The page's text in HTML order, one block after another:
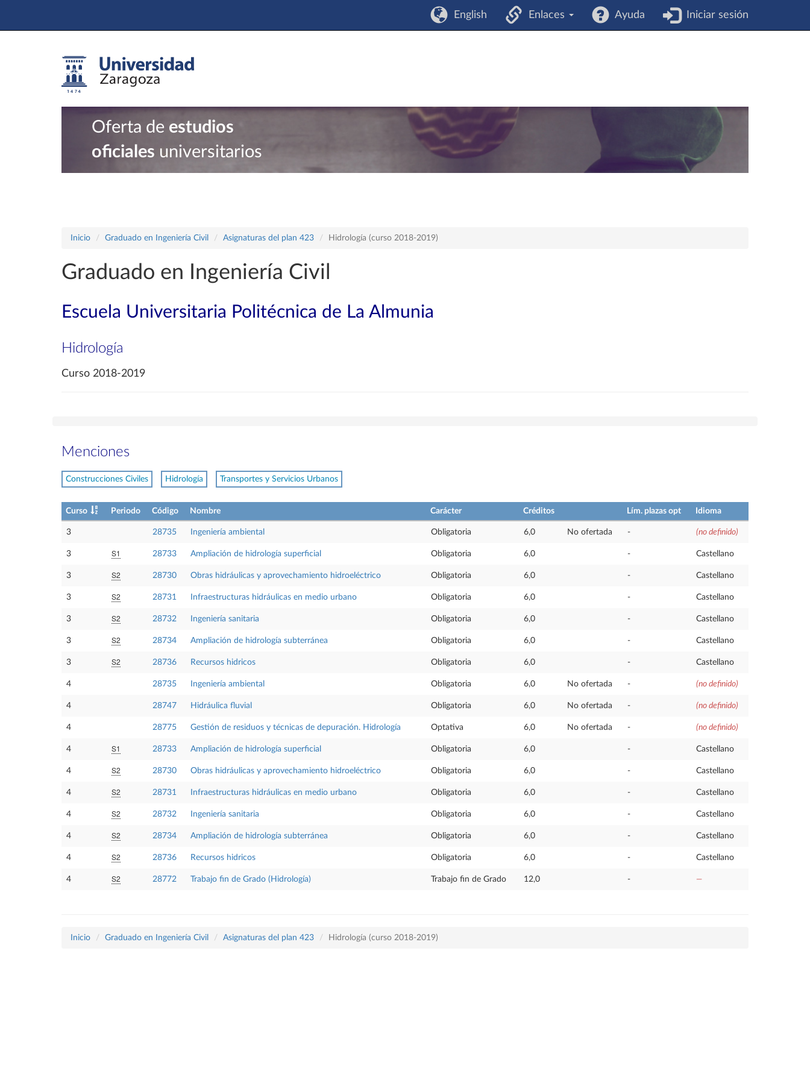
English Enlaces Ayuda Iniciar sesión
Oferta de estudios
oficiales universitarios
Inicio Graduado en Ingeniería Civil Asignaturas del plan 423 Hidrología (curso 2018-2019)
Graduado en Ingeniería Civil
Escuela Universitaria Politécnica de La Almunia
Hidrología
Curso 2018-2019
Menciones
Construcciones Civiles Hidrología Transportes y Servicios Urbanos
Curso Periodo Código Nombre Carácter Créditos Lím. plazas opt Idioma
3 28735 Ingeniería ambiental Obligatoria 6,0 No ofertada - (no definido)
3 S1 28733 Ampliación de hidrología superficial Obligatoria 6,0 - Castellano
3 S2 28730 Obras hidráulicas y aprovechamiento hidroeléctrico Obligatoria 6,0 - Castellano
3 S2 28731 Infraestructuras hidráulicas en medio urbano Obligatoria 6,0 - Castellano
3 S2 28732 Ingeniería sanitaria Obligatoria 6,0 - Castellano
3 S2 28734 Ampliación de hidrología subterránea Obligatoria 6,0 - Castellano
3 S2 28736 Recursos hidricos Obligatoria 6,0 - Castellano
4 28735 Ingeniería ambiental Obligatoria 6,0 No ofertada - (no definido)
4 28747 Hidráulica fluvial Obligatoria 6,0 No ofertada - (no definido)
4 28775 Gestión de residuos y técnicas de depuración. Hidrología Optativa 6,0 No ofertada - (no definido)
4 S1 28733 Ampliación de hidrología superficial Obligatoria 6,0 - Castellano
4 S2 28730 Obras hidráulicas y aprovechamiento hidroeléctrico Obligatoria 6,0 - Castellano
4 S2 28731 Infraestructuras hidráulicas en medio urbano Obligatoria 6,0 - Castellano
4 S2 28732 Ingeniería sanitaria Obligatoria 6,0 - Castellano
4 S2 28734 Ampliación de hidrología subterránea Obligatoria 6,0 - Castellano
4 S2 28736 Recursos hidricos Obligatoria 6,0 - Castellano
4 S2 28772 Trabajo fin de Grado (Hidrología) Trabajo fin de Grado 12,0 - —
Inicio Graduado en Ingeniería Civil Asignaturas del plan 423 Hidrología (curso 2018-2019)